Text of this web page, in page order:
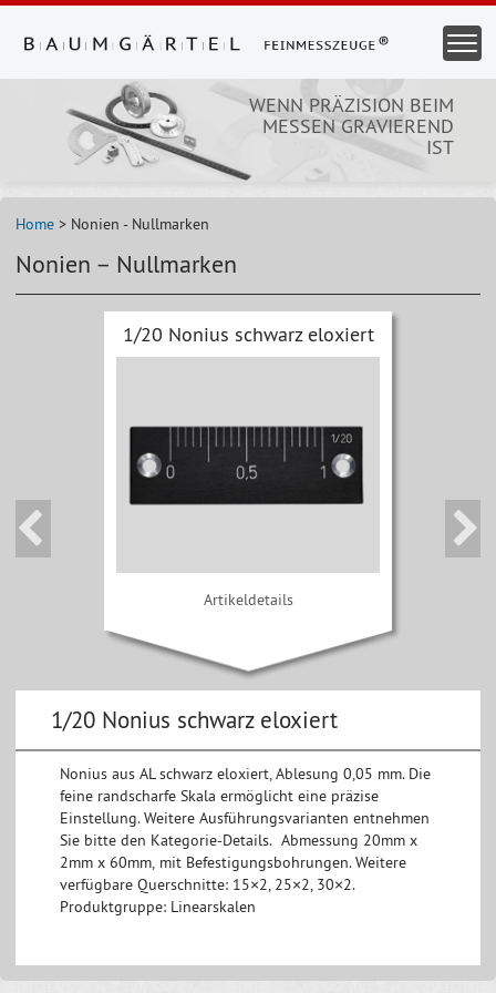
Direkt
zum
Inhalt
WENN PRÄZISION BEIM
MESSEN GRAVIEREND
IST
Home > Nonien - Nullmarken
Nonien – Nullmarken
1/20 Nonius schwarz eloxiert
Artikeldetails
1/20 Nonius schwarz eloxiert
Nonius aus AL schwarz eloxiert, Ablesung 0,05 mm. Die
feine randscharfe Skala ermöglicht eine präzise
Einstellung. Weitere Ausführungsvarianten entnehmen
Sie bitte den Kategorie-Details. Abmessung 20mm x
2mm x 60mm, mit Befestigungsbohrungen. Weitere
verfügbare Querschnitte: 15×2, 25×2, 30×2.
Produktgruppe: Linearskalen